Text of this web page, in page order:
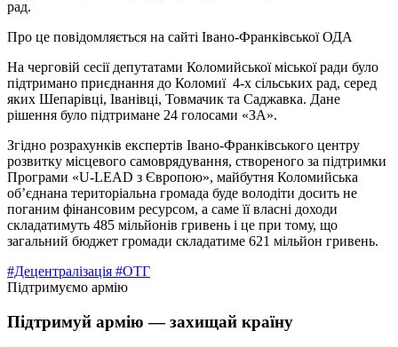
рад.
Про це повідомляється на сайті Івано-Франківської ОДА
На черговій сесії депутатами Коломийської міської ради було
підтримано приєднання до Коломиї 4-х сільських рад, серед
яких Шепарівці, Іванівці, Товмачик та Саджавка. Дане
рішення було підтримане 24 голосами «ЗА».
Згідно розрахунків експертів Івано-Франківського центру
розвитку місцевого самоврядування, створеного за підтримки
Програми «U-LEAD з Європою», майбутня Коломийська
об’єднана територіальна громада буде володіти досить не
поганим фінансовим ресурсом, а саме її власні доходи
складатимуть 485 мільйонів гривень і це при тому, що
загальний бюджет громади складатиме 621 мільйон гривень.
#Децентралізація #ОТГ
Підтримуємо армію
Підтримуй армію — захищай країну